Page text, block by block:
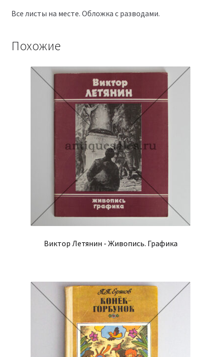
Все листы на месте. Обложка с разводами.
Похожие
Виктор Летянин - Живопись. Графика